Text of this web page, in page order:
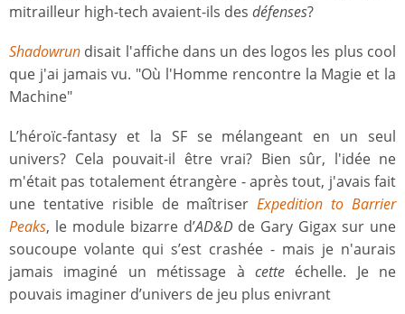
mitrailleur high-tech avaient-ils des défenses?
Shadowrun disait l'affiche dans un des logos les plus cool
que j'ai jamais vu. "Où l'Homme rencontre la Magie et la
Machine"
L’héroïc-fantasy et la SF se mélangeant en un seul
univers? Cela pouvait-il être vrai? Bien sûr, l'idée ne
m'était pas totalement étrangère - après tout, j'avais fait
une tentative risible de maîtriserExpedition to Barrier
Peaks, le module bizarre d’AD&Dde Gary Gigax sur une
soucoupe volante qui s’est crashée - mais je n'aurais
jamais imaginé un métissage à cetteéchelle. Je ne
pouvais imaginer d’univers de jeu plus enivrant